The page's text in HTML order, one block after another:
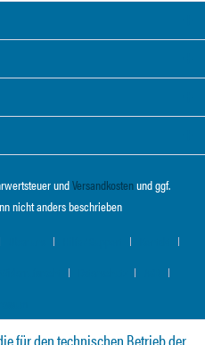
undVersandkostenund ggf.
nicht anders beschrieben
für den technischen Betrieb der